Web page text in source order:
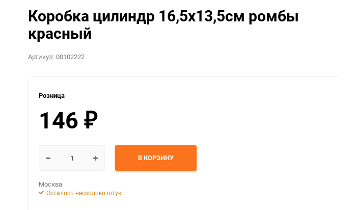
Коробка цилиндр 16,5х13,5см ромбы
красный
Артикул:00102222
Розница
146 ₽
В КОРЗИНУ
Москва
Осталось несколько штук